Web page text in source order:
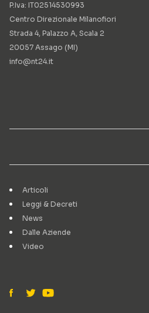
P.Iva: IT02514530993
Centro Direzionale Milanofiori
Strada 4, Palazzo A, Scala 2
20057 Assago (MI)
info@nt24.it
Articoli
Leggi & Decreti
News
Dalle Aziende
Video